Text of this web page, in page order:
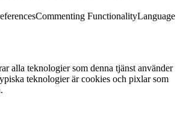
Commenting FunctionalityLanguage
alla teknologier som denna tjänst använder
teknologier är cookies och pixlar som